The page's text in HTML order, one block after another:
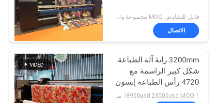
الاتصال
3200mm راية آلة الطباعة
شكل كبير الراسمة مع
4720 رأس الطباعة إبسون